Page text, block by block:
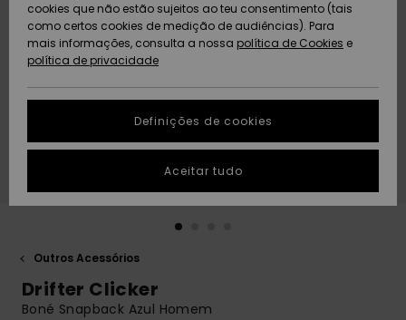
Artigos
recém-
chegados
Coleções
Artigos
recém-
chegados
Highlights
Community
AJUDA
Protecção de
dados
Guia de
tamanhos
conversa para
obteres a
resposta mais
rápida à tua
conversa
SUSTAINABILITY
PRESENTE
DESEJO
Outros Acessórios
Drifter Clicker
Boné Snapback Azul Homem
cookies que não estão sujeitos ao teu consentimento (tais
como certos cookies de medição de audiências). Para
mais informações, consulta a nossa política de Cookies e
política de privacidade
Definições de cookies
Aceitar tudo